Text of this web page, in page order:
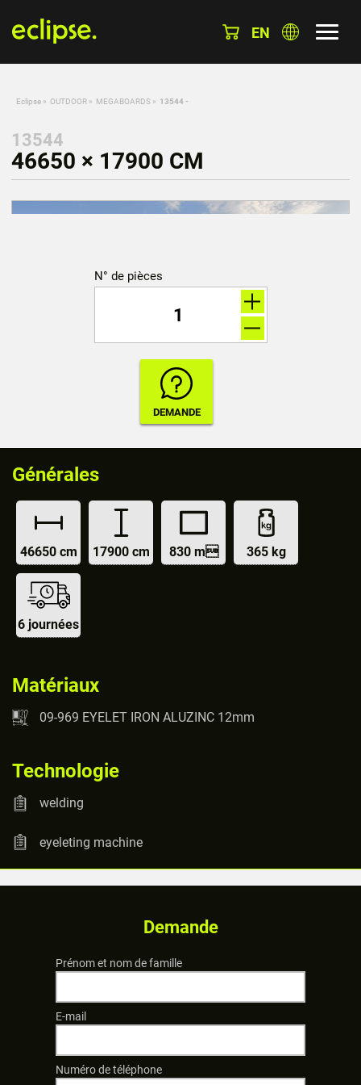
EN
Eclipse » OUTDOOR » MEGABOARDS » 13544 -
13544
46650 × 17900 CM
N° de pièces
Générales
46650 cm 17900 cm 830 m 365 kg
6 journées
Matériaux
09-969 EYELET IRON ALUZINC 12mm
Technologie
welding
eyeleting machine
Demande
Prénom et nom de famille
E-mail
Numéro de téléphone